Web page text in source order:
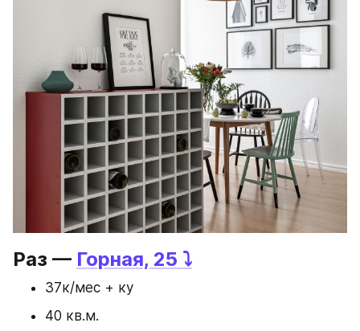
Раз — Горная, 25 ⤵️
37к/мес + ку
40 кв.м.